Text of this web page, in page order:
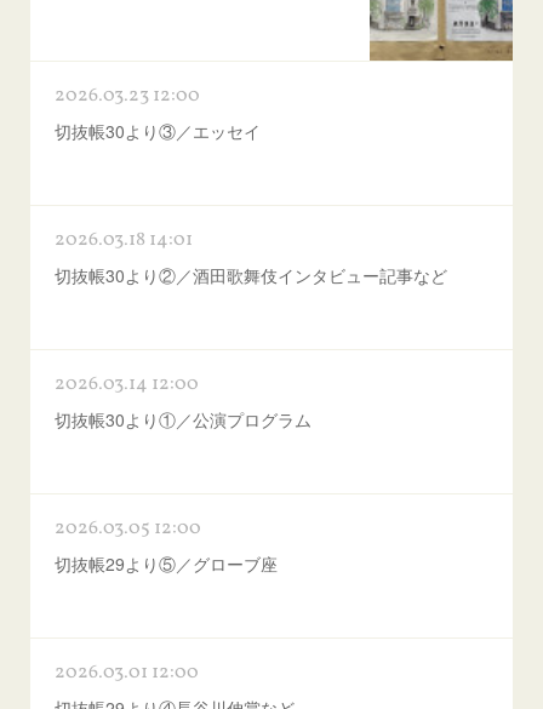
2026.03.23 12:00
切抜帳30より③／エッセイ
2026.03.18 14:01
切抜帳30より②／酒田歌舞伎インタビュー記事など
2026.03.14 12:00
切抜帳30より①／公演プログラム
2026.03.05 12:00
切抜帳29より⑤／グローブ座
2026.03.01 12:00